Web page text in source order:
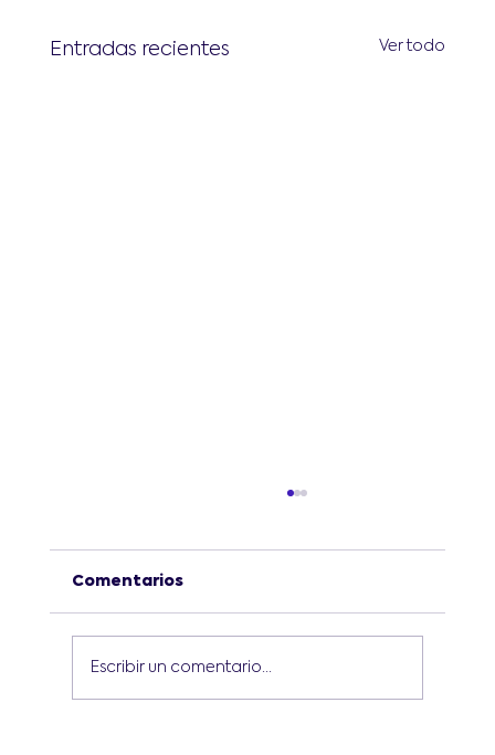
Entradas recientes Ver todo
Comentarios
Escribir un comentario...